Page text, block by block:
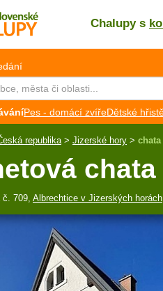
Chalupy s
CZ EN
Pes - domácí zvířeDětské
republika > Jizerské hory > chata
709, Albrechtice v Jizerských horách